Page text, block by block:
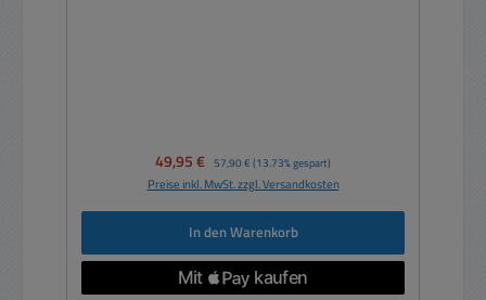
Verkaufspreis:
49,95 € Regulärer Preis:
57,90 € (13.73% gespart)
Preise inkl. MwSt. zzgl. Versandkosten
In den Warenkorb